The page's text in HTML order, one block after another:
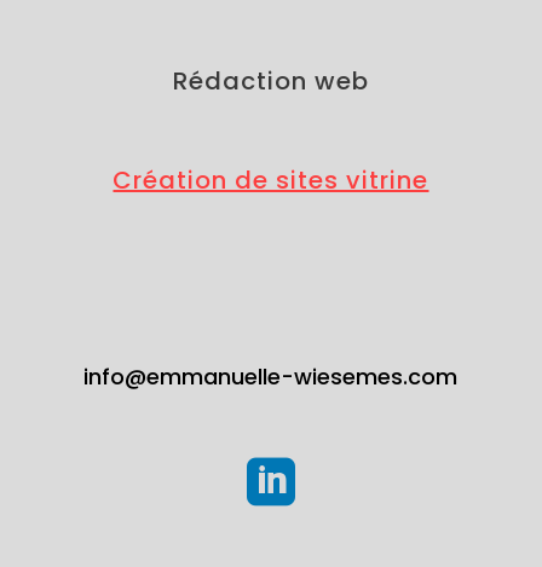
Rédaction web
Création de sites vitrine
info@emmanuelle-wiesemes.com
